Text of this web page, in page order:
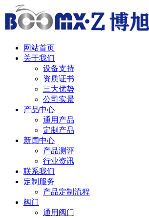
网站首页
关于我们
设备支持
资质证书
三大优势
公司实景
产品中心
通用产品
定制产品
新闻中心
产品测评
行业资讯
联系我们
定制服务
产品定制流程
阀门
通用阀门